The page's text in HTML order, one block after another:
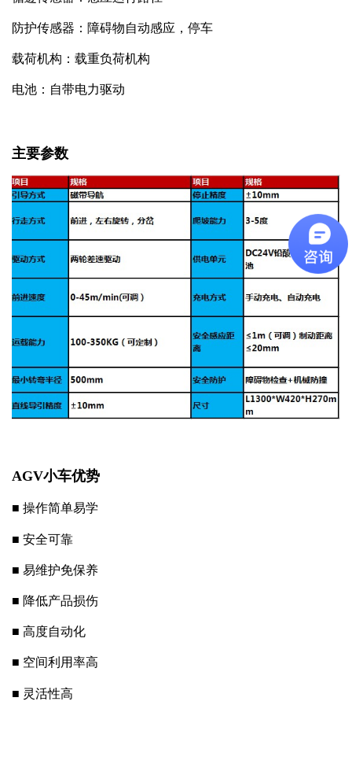
防护传感器：障碍物自动感应，停车
载荷机构：载重负荷机构
电池：自带电力驱动
主要参数
AGV小车优势
■ 操作简单易学
■ 安全可靠
■ 易维护免保养
■ 降低产品损伤
■ 高度自动化
■ 空间利用率高
■ 灵活性高